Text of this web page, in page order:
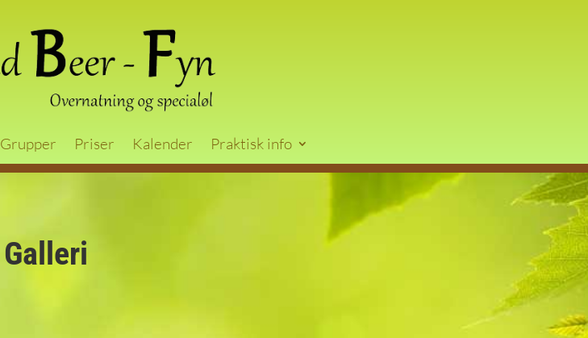
Grupper Priser Kalender Praktisk info
Galleri